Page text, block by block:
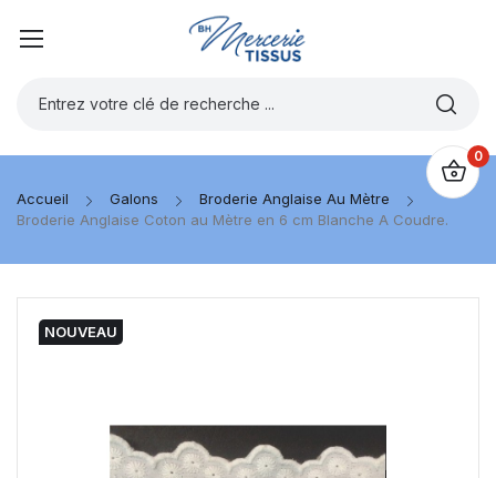
0
Accueil Galons
Broderie Anglaise Au Mètre
Broderie Anglaise Coton au Mètre en 6 cm Blanche A Coudre.
NOUVEAU